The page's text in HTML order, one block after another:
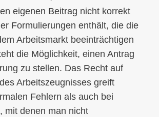
eigenen Beitrag nicht korrekt
Formulierungen enthält, die die
Arbeitsmarkt beeinträchtigen
die Möglichkeit, einen Antrag
zu stellen. Das Recht auf
Arbeitszeugnisses greift
Fehlern als auch bei
mit denen man nicht